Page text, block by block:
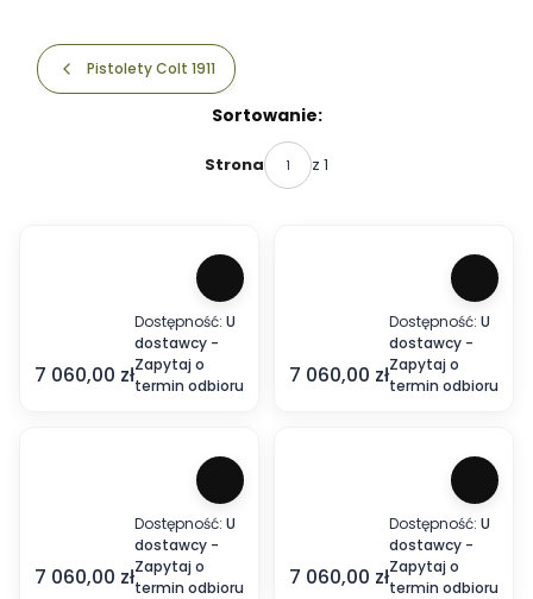
Pistolety Colt 1911
Sortowanie:
Strona z 1
i
t
Cena
7 060,00 zł
Dostępność: U
dostawcy -
Zapytaj o
termin odbioru
i
t
Cena
7 060,00 zł
Dostępność: U
dostawcy -
Zapytaj o
termin odbioru
iCena
7 060,00 zł
Dostępność: U
dostawcy -
Zapytaj o
termin odbioru
iCena
7 060,00 zł
Dostępność: U
dostawcy -
Zapytaj o
termin odbioru